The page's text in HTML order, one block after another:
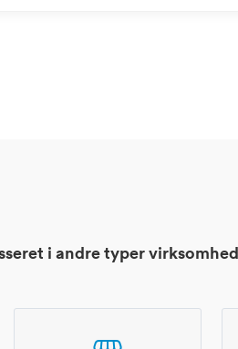
i andre typer